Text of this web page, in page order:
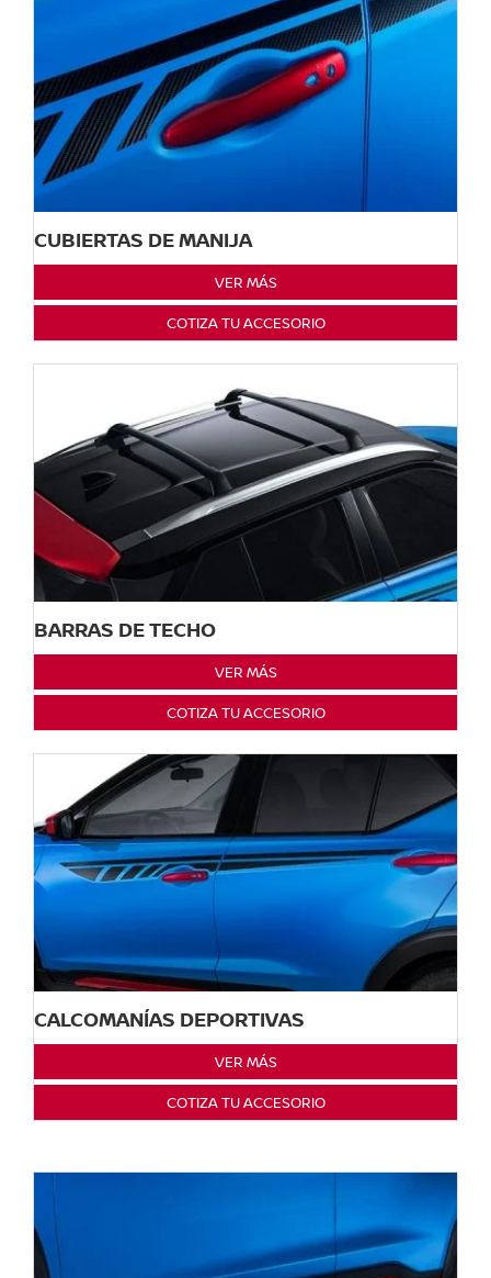
CUBIERTAS DE MANIJA
VER MÁS
COTIZA TU ACCESORIO
BARRAS DE TECHO
VER MÁS
COTIZA TU ACCESORIO
CALCOMANÍAS DEPORTIVAS
VER MÁS
COTIZA TU ACCESORIO